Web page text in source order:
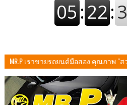
MR.P เราขายรถยนต์มือสอง คุณภาพ "